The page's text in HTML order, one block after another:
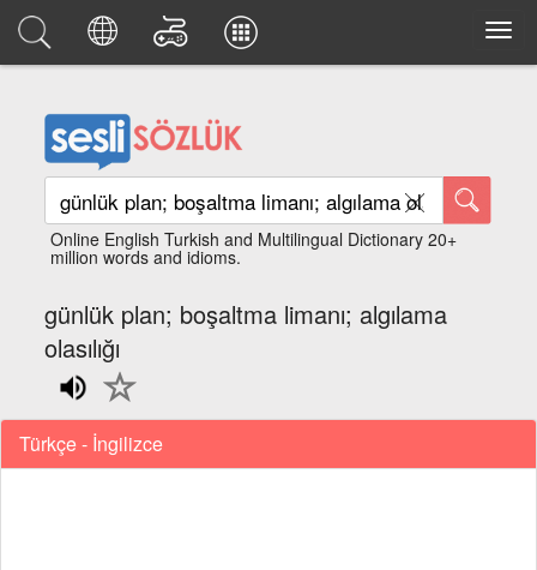
Online English Turkish and Multilingual Dictionary 20+
million words and idioms.
günlük plan; boşaltma limanı; algılama
olasılığı
Türkçe - İngilizce